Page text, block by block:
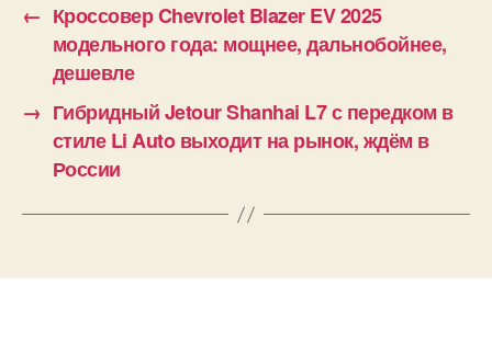
← Кроссовер Chevrolet Blazer EV 2025
модельного года: мощнее, дальнобойнее,
дешевле
→ Гибридный Jetour Shanhai L7 с передком в
стиле Li Auto выходит на рынок, ждём в
России